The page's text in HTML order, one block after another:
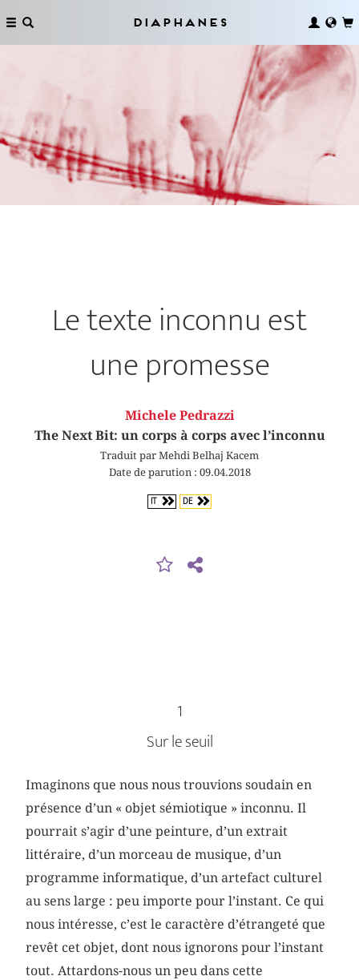
Diaphanes
Le texte inconnu est
une promesse
Michele Pedrazzi
The Next Bit: un corps à corps avec l’inconnu
Traduit par Mehdi Belhaj Kacem
Date de parution : 09.04.2018
IT DE
1
Sur le seuil
Imaginons que nous nous trouvions soudain en
présence d’un « objet sémiotique » inconnu. Il
pourrait s’agir d’une peinture, d’un extrait
littéraire, d’un morceau de musique, d’un
programme informatique, d’un artefact culturel
au sens large : peu importe pour l’instant. Ce qui
nous intéresse, c’est le caractère d’étrangeté que
revêt cet objet, dont nous ignorons pour l’instant
tout. Attardons-nous un peu dans cette